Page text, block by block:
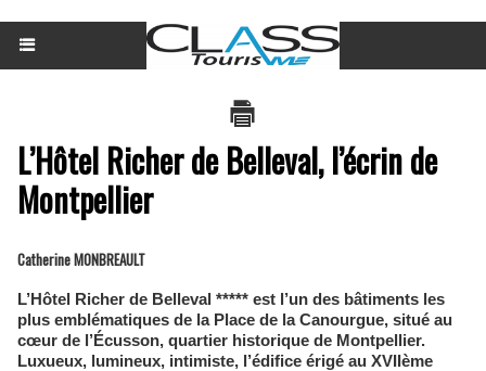
L’Hôtel Richer de Belleval, l’écrin de
Montpellier
Catherine MONBREAULT
L’Hôtel Richer de Belleval ***** est l’un des bâtiments les
plus emblématiques de la Place de la Canourgue, situé au
cœur de l’Écusson, quartier historique de Montpellier.
Luxueux, lumineux, intimiste, l’édifice érigé au XVIIème